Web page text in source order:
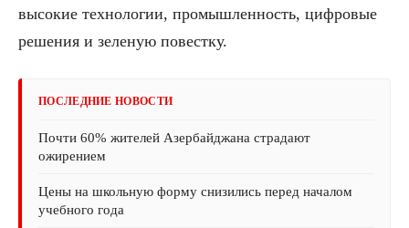
высокие технологии, промышленность, цифровые
решения и зеленую повестку.
ПОСЛЕДНИЕ НОВОСТИ
Почти 60% жителей Азербайджана страдают
ожирением
Цены на школьную форму снизились перед началом
учебного года